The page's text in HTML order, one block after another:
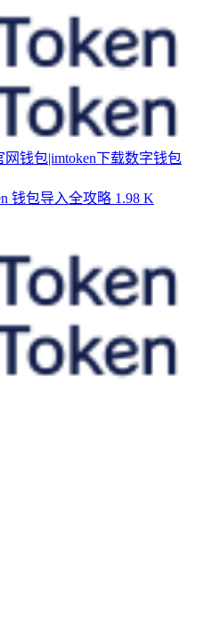
网钱包|imtoken下载数字钱包
钱包导入全攻略 1.98 K